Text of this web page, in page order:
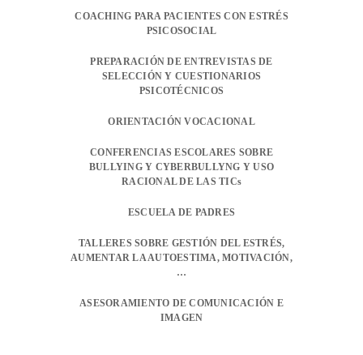
COACHING PARA PACIENTES CON ESTRÉS
PSICOSOCIAL
PREPARACIÓN DE ENTREVISTAS DE
SELECCIÓN Y CUESTIONARIOS
PSICOTÉCNICOS
ORIENTACIÓN VOCACIONAL
CONFERENCIAS ESCOLARES SOBRE
BULLYING Y CYBERBULLYNG Y USO
RACIONAL DE LAS TICs
ESCUELA DE PADRES
TALLERES SOBRE GESTIÓN DEL ESTRÉS,
AUMENTAR LA AUTOESTIMA, MOTIVACIÓN,
…
ASESORAMIENTO DE COMUNICACIÓN E
IMAGEN